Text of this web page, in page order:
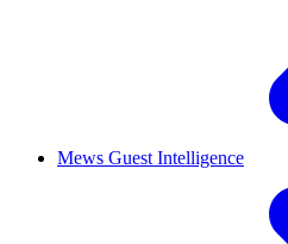
Mews Guest Intelligence